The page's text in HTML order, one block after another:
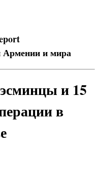
и мира
и 15
в